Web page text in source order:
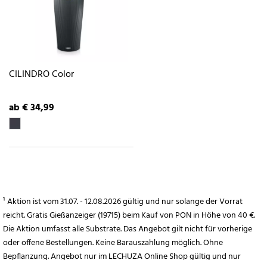
CILINDRO Color
ab € 34,99
¹ Aktion ist vom 31.07. - 12.08.2026 gültig und nur solange der Vorrat
reicht. Gratis Gießanzeiger (19715) beim Kauf von PON in Höhe von 40 €.
Die Aktion umfasst alle Substrate. Das Angebot gilt nicht für vorherige
oder offene Bestellungen. Keine Barauszahlung möglich. Ohne
Bepflanzung. Angebot nur im LECHUZA Online Shop gültig und nur